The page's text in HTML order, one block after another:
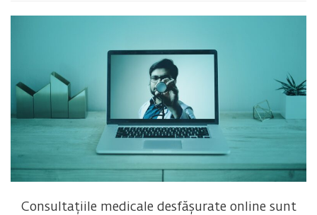
Consultațiile medicale desfășurate online sunt